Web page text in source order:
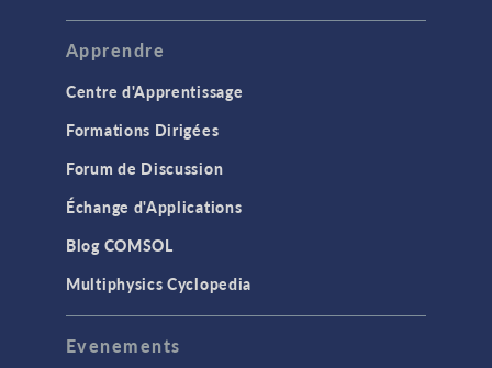
Apprendre
Centre d'Apprentissage
Formations Dirigées
Forum de Discussion
Échange d'Applications
Blog COMSOL
Multiphysics Cyclopedia
Evenements